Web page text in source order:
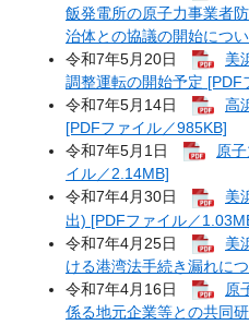
飯発電所の原子力事業者
治体との協議の開始につ
令和7年5月20日
美
調整運転の開始予定 [PDF
令和7年5月14日
高
[PDFファイル／985KB]
令和7年5月1日
原
イル／2.14MB]
令和7年4月30日
美
出) [PDFファイル／
令和7年4月25日
美
ける港湾法手続き漏れに
令和7年4月16日
原
係る地元企業等との共同